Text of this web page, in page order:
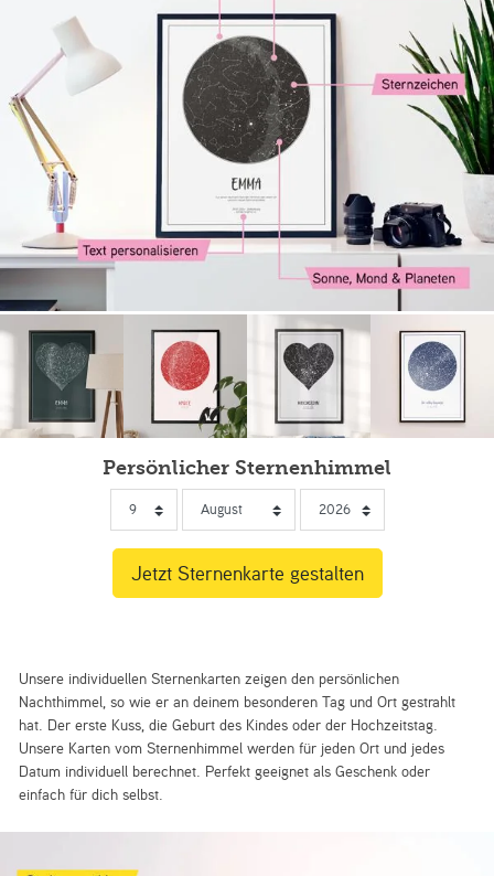
Persönlicher Sternenhimmel
Unsere individuellen Sternenkarten zeigen den persönlichen
Nachthimmel, so wie er an deinem besonderen Tag und Ort gestrahlt
hat. Der erste Kuss, die Geburt des Kindes oder der Hochzeitstag.
Unsere Karten vom Sternenhimmel werden für jeden Ort und jedes
Datum individuell berechnet. Perfekt geeignet als Geschenk oder
einfach für dich selbst.